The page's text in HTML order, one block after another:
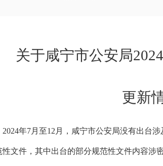
关于咸宁市公安局
更新情况
2024年7月至12 月，咸宁市公安局没有出台
性文件，其中出台的部分规范性文件内容涉